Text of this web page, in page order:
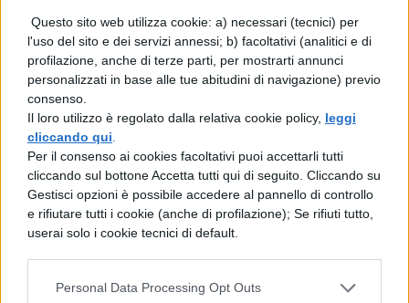
Questo sito web utilizza cookie: a) necessari (tecnici) per
l'uso del sito e dei servizi annessi; b) facoltativi (analitici e di
profilazione, anche di terze parti, per mostrarti annunci
personalizzati in base alle tue abitudini di navigazione) previo
consenso.
Il loro utilizzo è regolato dalla relativa cookie policy, leggi
cliccando qui
Per il consenso ai cookies facoltativi puoi accettarli tutti
cliccando sul bottone Accetta tutti qui di seguito. Cliccando su
Gestisci opzioni è possibile accedere al pannello di controllo
e rifiutare tutti i cookie (anche di profilazione); Se rifiuti tutto,
userai solo i cookie tecnici di default.
Personal Data Processing Opt Outs
seguendoquesto link, quando ancora
siete fuori dal territorio australiano.
Ricordatevi che l’anno di validità scatta dal
momento in cui vi viene rilasciato il visto,
quindi quando fate domanda dovete essere
pronti a partire. Ha un costo di440 AUD.
Nella pagina di application trovate anche le
regole per il rinnovo del Working Holiday
Visa in Australia per un secondo anno (cosa
si intende per area regionale e che tipo di